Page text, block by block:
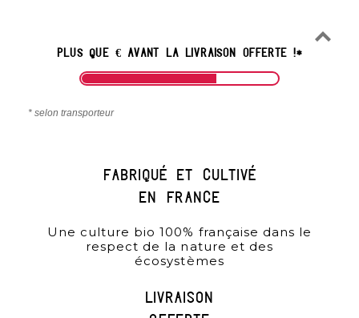
PLUS QUE € AVANT LA LIVRAISON OFFERTE !*
* selon transporteur
Fabriqué et cultivé
en france
Une culture bio 100% française dans le
respect de la nature et des
écosystèmes
Livraison